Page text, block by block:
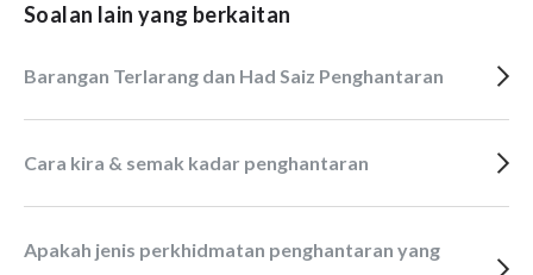
Soalan lain yang berkaitan
Barangan Terlarang dan Had Saiz Penghantaran
Cara kira & semak kadar penghantaran
Apakah jenis perkhidmatan penghantaran yang